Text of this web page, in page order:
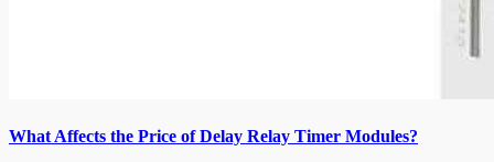
What Affects the Price of Delay Relay Timer Modules?